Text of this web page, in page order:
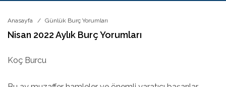
Anasayfa Günlük Burç Yorumları
Nisan 2022 Aylık Burç Yorumları
Koç Burcu